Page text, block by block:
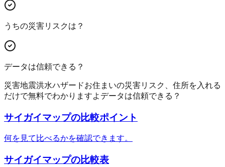
うちの災害リスクは？
データは信頼できる？
災害地震洪水ハザードお住まいの災害リスク、住所を入れる
だけで無料でわかりますよ データは信頼できる？
サイガイマップの比較ポイント
何を見て比べるかを確認できます。
サイガイマップの比較表